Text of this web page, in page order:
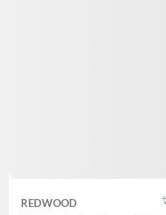
REDWOOD